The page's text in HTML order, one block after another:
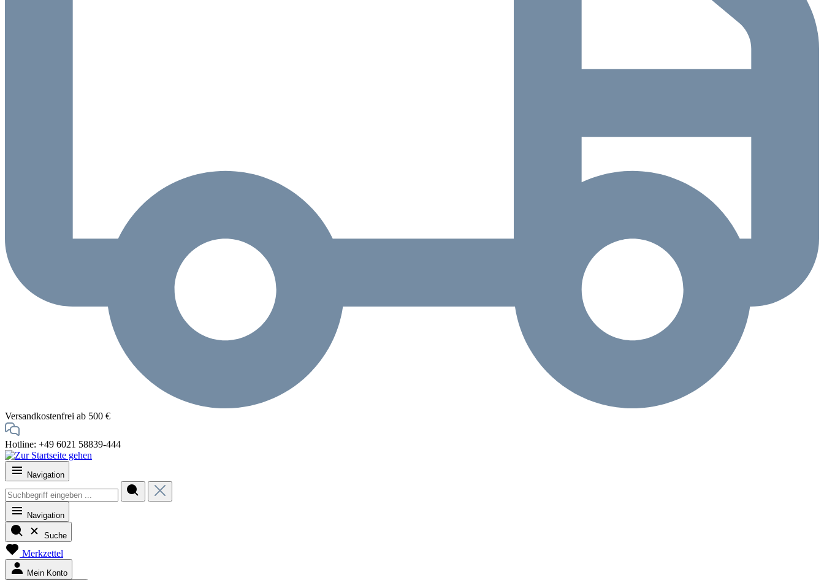
Versandkostenfrei ab 500 €
Hotline: +49 6021 58839-444
Navigation
Navigation
Suche
Merkzettel
Mein Konto